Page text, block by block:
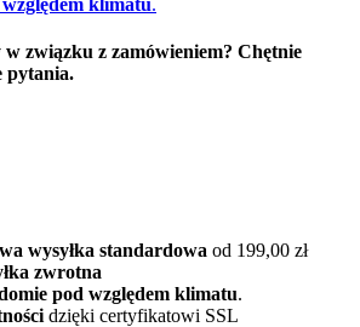
klimatu.
w związku z zamówieniem? Chętnie
pytania.
wysyłka standardowa od 199,00 zł
zwrotna
pod względem klimatu.
dzięki certyfikatowi SSL